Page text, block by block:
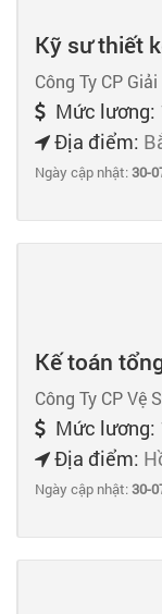
Kỹ sư thiết
Công Ty CP
Mức lương:
Địa điểm:
Ngày cập nhật:30-
Kế toán
Công Ty CP Vệ
Mức lương:
Địa điểm:
Ngày cập nhật:30-